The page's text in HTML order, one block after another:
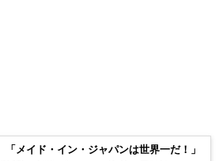
「メイド・イン・ジャパンは世界一だ！」